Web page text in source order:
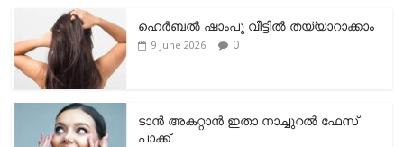
ഹെര്‍ബല്‍ ഷാംപൂ വീട്ടില്‍ തയ്യാറാക്കാം
9 June 2026 0
ടാന്‍ അകറ്റാന്‍ ഇതാ നാച്ചുറല്‍ ഫേസ്
പാക്ക്